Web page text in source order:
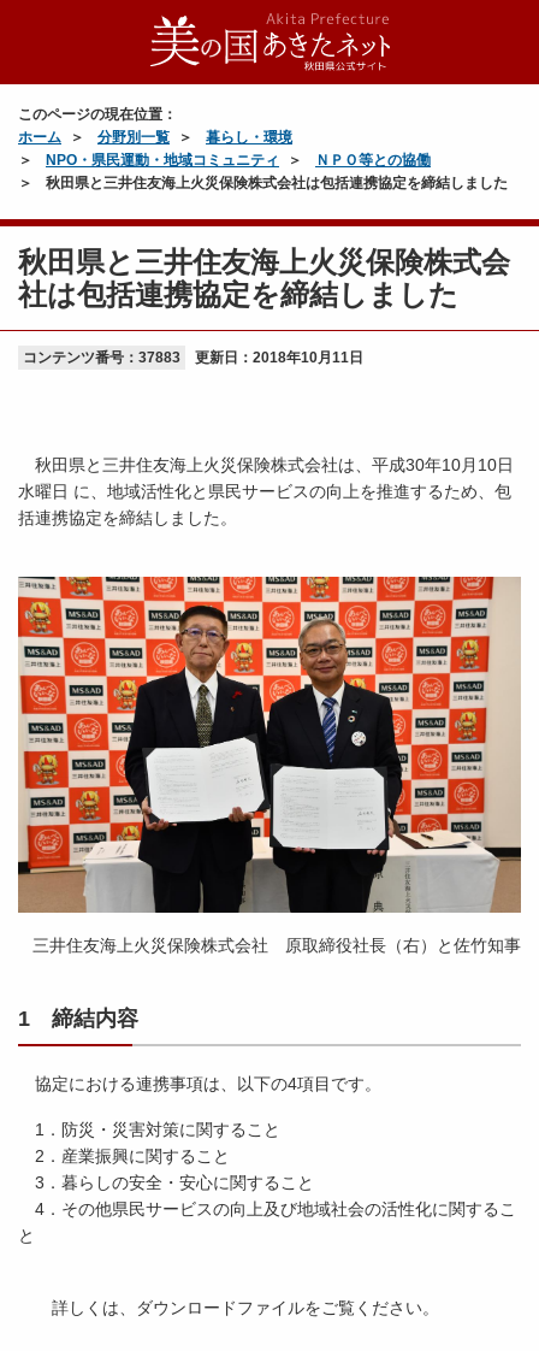
このページの現在位置：
ホーム
分野別一覧
暮らし・環境
NPO・県民運動・地域コミュニティ
ＮＰＯ等との協働
秋田県と三井住友海上火災保険株式会社は包括連携協定を締結しました
秋田県と三井住友海上火災保険株式会
社は包括連携協定を締結しました
コンテンツ番号：37883 更新日： 2018年10月11日
秋田県と三井住友海上火災保険株式会社は、平成30年10月10日
水曜日 に、地域活性化と県民サービスの向上を推進するため、包
括連携協定を締結しました。
三井住友海上火災保険株式会社 原取締役社長（右）と佐竹知事
1 締結内容
協定における連携事項は、以下の4項目です。
1．防災・災害対策に関すること
2．産業振興に関すること
3．暮らしの安全・安心に関すること
4．その他県民サービスの向上及び地域社会の活性化に関するこ
と
詳しくは、ダウンロードファイルをご覧ください。